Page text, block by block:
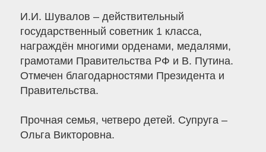
И.И. Шувалов – действительный
государственный советник 1 класса,
награждён многими орденами, медалями,
грамотами Правительства РФ и В. Путина.
Отмечен благодарностями Президента и
Правительства.
Прочная семья, четверо детей. Супруга –
Ольга Викторовна.